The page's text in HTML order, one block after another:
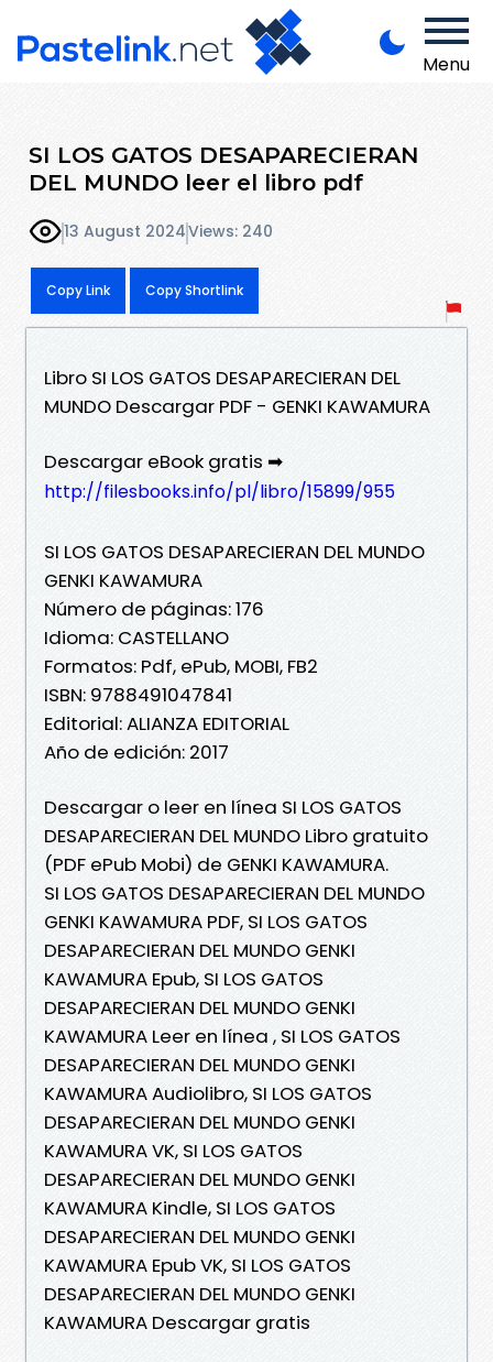
Menu
SI LOS GATOS DESAPARECIERAN
DEL MUNDO leer el libro pdf
13 August 2024Views: 240
Copy Link Copy Shortlink
Libro SI LOS GATOS DESAPARECIERAN DEL
MUNDO Descargar PDF - GENKI KAWAMURA
Descargar eBook gratis ➡
http://filesbooks.info/pl/libro/15899/955
SI LOS GATOS DESAPARECIERAN DEL MUNDO
GENKI KAWAMURA
Número de páginas: 176
Idioma: CASTELLANO
Formatos: Pdf, ePub, MOBI, FB2
ISBN: 9788491047841
Editorial: ALIANZA EDITORIAL
Año de edición: 2017
Descargar o leer en línea SI LOS GATOS
DESAPARECIERAN DEL MUNDO Libro gratuito
(PDF ePub Mobi) de GENKI KAWAMURA.
SI LOS GATOS DESAPARECIERAN DEL MUNDO
GENKI KAWAMURA PDF, SI LOS GATOS
DESAPARECIERAN DEL MUNDO GENKI
KAWAMURA Epub, SI LOS GATOS
DESAPARECIERAN DEL MUNDO GENKI
KAWAMURA Leer en línea , SI LOS GATOS
DESAPARECIERAN DEL MUNDO GENKI
KAWAMURA Audiolibro, SI LOS GATOS
DESAPARECIERAN DEL MUNDO GENKI
KAWAMURA VK, SI LOS GATOS
DESAPARECIERAN DEL MUNDO GENKI
KAWAMURA Kindle, SI LOS GATOS
DESAPARECIERAN DEL MUNDO GENKI
KAWAMURA Epub VK, SI LOS GATOS
DESAPARECIERAN DEL MUNDO GENKI
KAWAMURA Descargar gratis